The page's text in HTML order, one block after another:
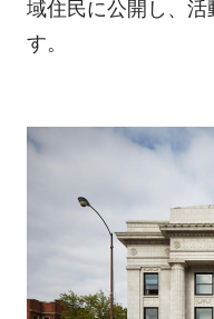
域住民に公開し、活
す。